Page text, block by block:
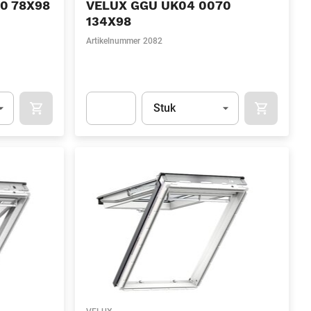
78X98
APOK.CATEGORY.PRODUCTS.CART.ADDTOCART
VELUX GGU UK04 0070
134X98
Artikelnummer 2082
Eenheid
Stuk